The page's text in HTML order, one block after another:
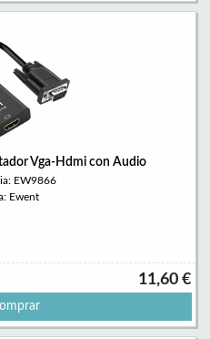
Vga-Hdmi con Audio
EW9866
Ewent
11,60 €